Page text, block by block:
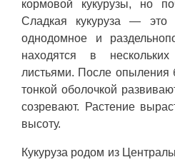
кормовой кукурузы, но
Сладкая кукуруза — это
однодомное и
находятся в
листьями. После опыления
тонкой оболочкой
созревают. Растение
высоту.
Кукуруза родом из